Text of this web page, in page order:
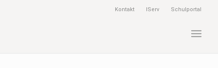
Kontakt IServ Schulportal